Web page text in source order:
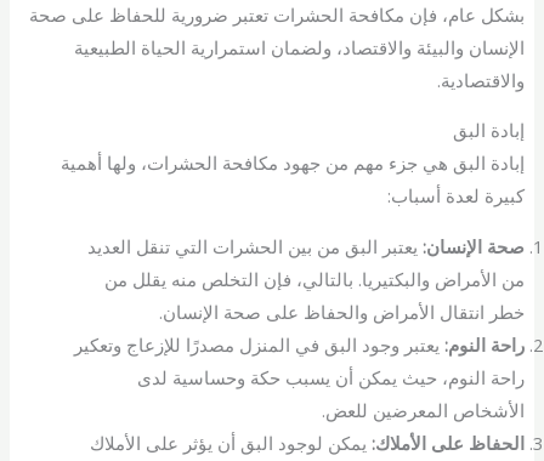
بشكل عام، فإن مكافحة الحشرات تعتبر ضرورية للحفاظ على صحة
الإنسان والبيئة والاقتصاد، ولضمان استمرارية الحياة الطبيعية
والاقتصادية.
إبادة البق
إبادة البق هي جزء مهم من جهود مكافحة الحشرات، ولها أهمية
كبيرة لعدة أسباب:
صحة الإنسان: يعتبر البق من بين الحشرات التي تنقل العديد
من الأمراض والبكتيريا. بالتالي، فإن التخلص منه يقلل من
خطر انتقال الأمراض والحفاظ على صحة الإنسان.
راحة النوم: يعتبر وجود البق في المنزل مصدرًا للإزعاج وتعكير
راحة النوم، حيث يمكن أن يسبب حكة وحساسية لدى
الأشخاص المعرضين للعض.
الحفاظ على الأملاك: يمكن لوجود البق أن يؤثر على الأملاك